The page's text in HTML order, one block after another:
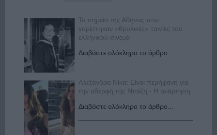
Τα σημεία της Αθήνας που
γυρίστηκαν «θρυλικές» ταινίες του
ελληνικού σινεμά
Διαβάστε ολόκληρο το άρθρο...
Αλεξάνδρα Νίκα: Είναι περήφανη για
την αδερφή της Νταίζη - Η ανάρτηση
Διαβάστε ολόκληρο το άρθρο...